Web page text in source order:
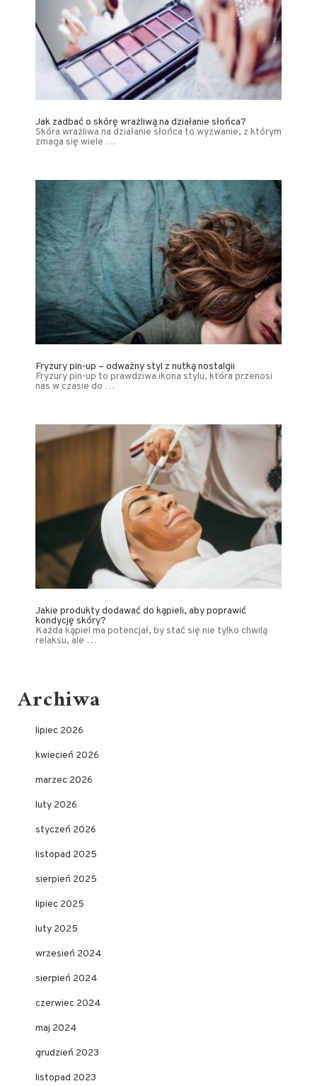
Jak zadbać o skórę wrażliwą na działanie słońca?
Skóra wrażliwa na działanie słońca to wyzwanie, z którym
zmaga się wiele …
Fryzury pin-up – odważny styl z nutką nostalgii
Fryzury pin-up to prawdziwa ikona stylu, która przenosi
nas w czasie do …
Jakie produkty dodawać do kąpieli, aby poprawić
kondycję skóry?
Każda kąpiel ma potencjał, by stać się nie tylko chwilą
relaksu, ale …
Archiwa
lipiec 2026
kwiecień 2026
marzec 2026
luty 2026
styczeń 2026
listopad 2025
sierpień 2025
lipiec 2025
luty 2025
wrzesień 2024
sierpień 2024
czerwiec 2024
maj 2024
grudzień 2023
listopad 2023